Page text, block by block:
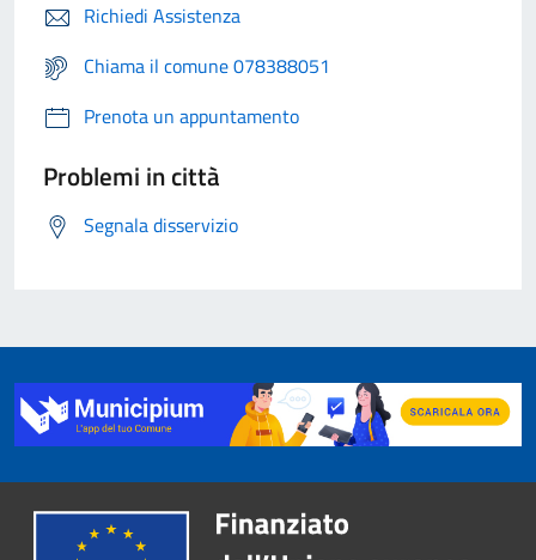
Richiedi Assistenza
Chiama il comune 078388051
Prenota un appuntamento
Problemi in città
Segnala disservizio